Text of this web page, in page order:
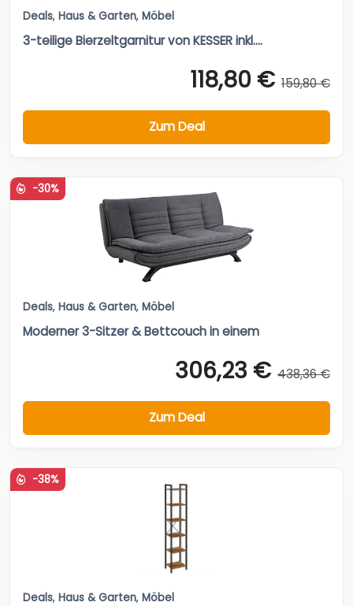
Deals, Haus & Garten, Möbel
3-teilige Bierzeltgarnitur von KESSER inkl....
118,80 € 159,80 €
Zum Deal
-30%
Deals, Haus & Garten, Möbel
Moderner 3-Sitzer & Bettcouch in einem
306,23 € 438,36 €
Zum Deal
-38%
Deals, Haus & Garten, Möbel